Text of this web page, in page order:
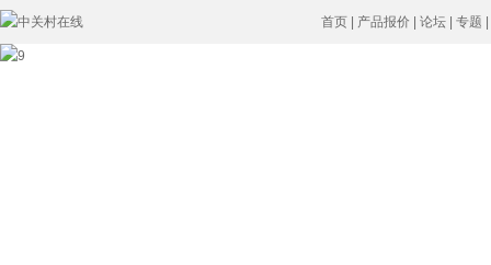
首页| 产品报价| 论坛| 专题